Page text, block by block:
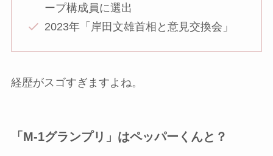
ープ構成員に選出
2023年「岸田文雄首相と意見交換会」
経歴がスゴすぎますよね。
「M-1グランプリ」はペッパーくんと？